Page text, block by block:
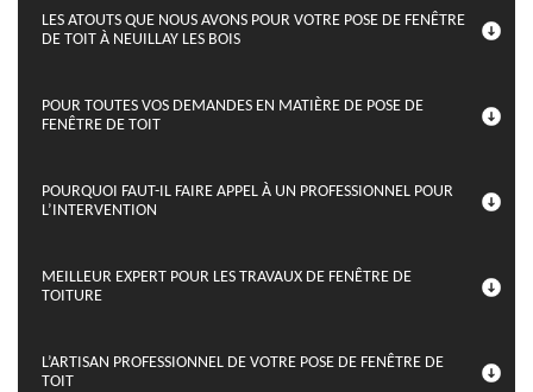
LES ATOUTS QUE NOUS AVONS POUR VOTRE POSE DE FENÊTRE
DE TOIT À NEUILLAY LES BOIS
POUR TOUTES VOS DEMANDES EN MATIÈRE DE POSE DE
FENÊTRE DE TOIT
POURQUOI FAUT-IL FAIRE APPEL À UN PROFESSIONNEL POUR
L’INTERVENTION
MEILLEUR EXPERT POUR LES TRAVAUX DE FENÊTRE DE
TOITURE
L’ARTISAN PROFESSIONNEL DE VOTRE POSE DE FENÊTRE DE
TOIT